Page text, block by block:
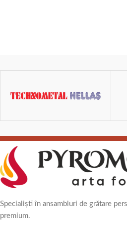
Specialiști în ansambluri de grătare
premium.